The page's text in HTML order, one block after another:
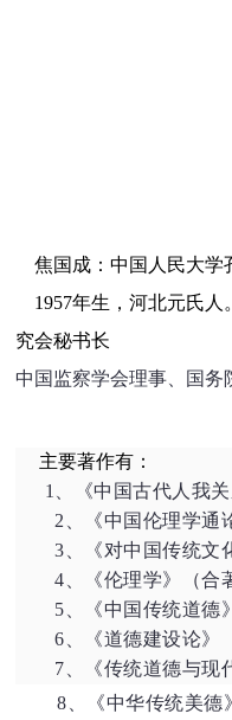
焦国成：中国人民大学
1957年生，河北元氏人
究会秘书长
中国监察学会理事、
国务
主要著作有：
1
、《中国古代人我
2、《中国伦理学通
3、《对中国传统文
4、《伦理学》（合
5、《中国传统道德
6、《道德建设论》
7、《传统道德与现
8 、《中华传统美